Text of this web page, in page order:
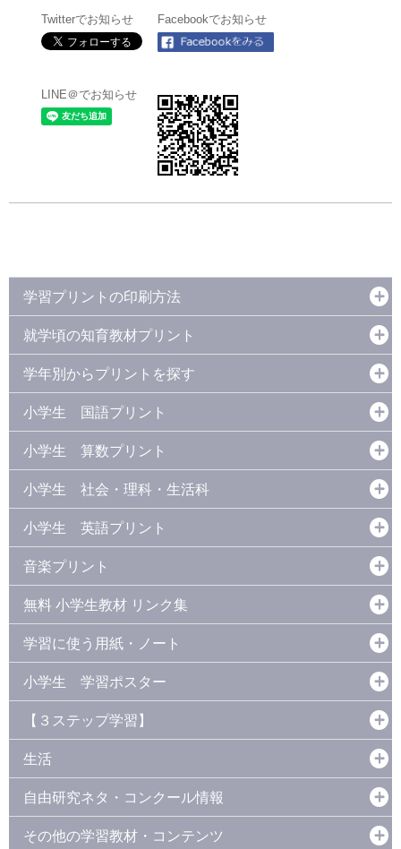
Twitterでお知らせ Facebookでお知らせ
LINE＠でお知らせ
学習プリントの印刷方法
就学頃の知育教材プリント
学年別からプリントを探す
小学生 国語プリント
小学生 算数プリント
小学生 社会・理科・生活科
小学生 英語プリント
音楽プリント
無料 小学生教材 リンク集
学習に使う用紙・ノート
小学生 学習ポスター
【３ステップ学習】
生活
自由研究ネタ・コンクール情報
その他の学習教材・コンテンツ